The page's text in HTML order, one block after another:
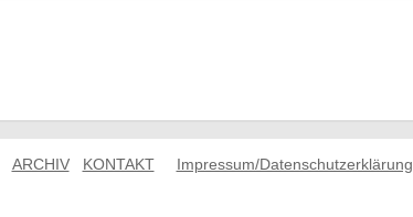
ARCHIV KONTAKT Impressum/Datenschutzerklärung